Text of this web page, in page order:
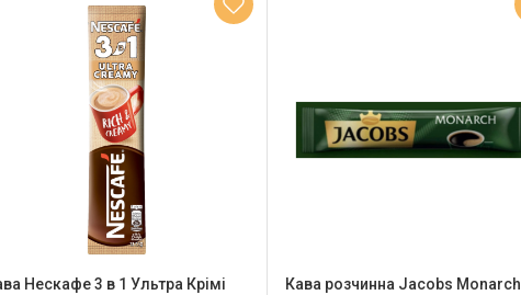
Нескафе 3 в 1 Ультра Крімі
Кава розчинна Jacobs Monarch